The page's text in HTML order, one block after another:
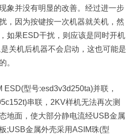
象并没有明显的改善。经过进一步
，因为按键按一次机器就关机，然
如果ESD干扰，则应该是同时开机
关机后机器不会启动，这也可能是
。
ESD(型号:esd3v3d250ta)并联，
串联，2KV样机无法再次测
地面，使大部分静电流经USB金属
;USB金属外壳采用ASIM珠(型